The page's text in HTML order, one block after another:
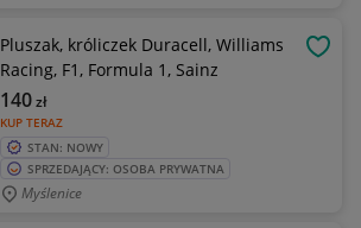
Pluszak, króliczek Duracell, Williams
Racing, F1, Formula 1, Sainz
KUP TERAZ
140zł
STAN: NOWY
SPRZEDAJĄCY: OSOBA PRYWATNA
Myślenice